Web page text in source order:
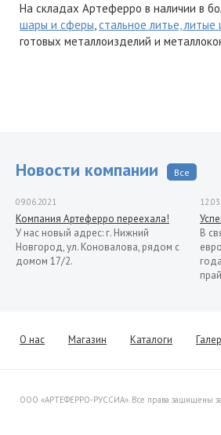
На складах Артеферро в наличии в
шары и сферы,стальное литье, литые
готовых металлоизделий и
Новости компании Все
09.06.2021
Компания Артеферро переехала!
У нас новый адрес: г. Нижний
Новгород, ул. Коновалова, рядом с
домом 17/2.
В
Уважаемые клиенты! Представляем
Вашему вниманию распродажу
О нас Магазин Каталоги
ООО «АРТЕФЕРРО-РУССИА». Все права защищены